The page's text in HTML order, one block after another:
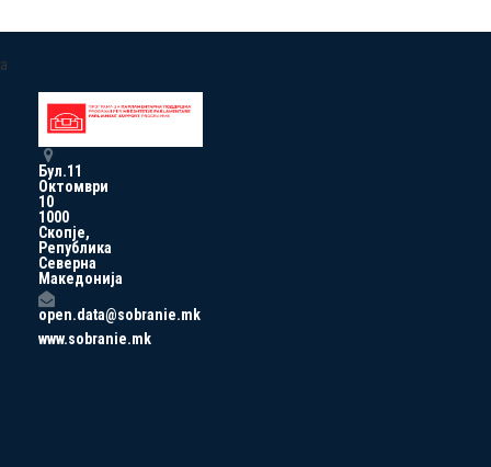
a
Бул.11
Октомври
10
1000
Скопје,
Република
Северна
Македонија
open.data@sobranie.mk
www.sobranie.mk